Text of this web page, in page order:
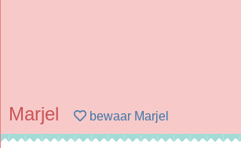
Marjel bewaar Marjel